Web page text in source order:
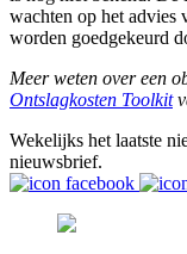
wachten op het advies
worden goedgekeurd
Meer weten over een
Ontslagkosten Toolkit
Wekelijks het laatste
nieuwsbrief.